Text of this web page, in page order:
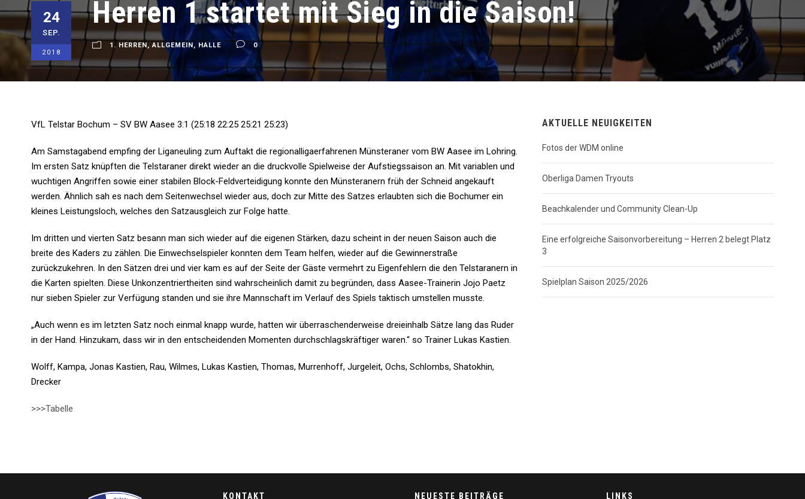
24
SEP.
2018
Herren 1 startet mit Sieg in die Saison!
1. HERREN, ALLGEMEIN, HALLE 0
VfL Telstar Bochum – SV BW Aasee 3:1 (25:18 22:25 25:21 25:23)
Am Samstagabend empfing der Liganeuling zum Auftakt die regionalligaerfahrenen Münsteraner vom BW Aasee im Lohring.
Im ersten Satz knüpften die Telstaraner direkt wieder an die druckvolle Spielweise der Aufstiegssaison an. Mit variablen und
wuchtigen Angriffen sowie einer stabilen Block-Feldverteidigung konnte den Münsteranern früh der Schneid angekauft
werden. Ähnlich sah es nach dem Seitenwechsel wieder aus, doch zur Mitte des Satzes erlaubten sich die Bochumer ein
kleines Leistungsloch, welches den Satzausgleich zur Folge hatte.
Im dritten und vierten Satz besann man sich wieder auf die eigenen Stärken, dazu scheint in der neuen Saison auch die
breite des Kaders zu zählen. Die Einwechselspieler konnten dem Team helfen, wieder auf die Gewinnerstraße
zurückzukehren. In den Sätzen drei und vier kam es auf der Seite der Gäste vermehrt zu Eigenfehlern die den Telstaranern in
die Karten spielten. Diese Unkonzentriertheiten sind wahrscheinlich damit zu begründen, dass Aasee-Trainerin Jojo Paetz
nur sieben Spieler zur Verfügung standen und sie ihre Mannschaft im Verlauf des Spiels taktisch umstellen musste.
„Auch wenn es im letzten Satz noch einmal knapp wurde, hatten wir überraschenderweise dreieinhalb Sätze lang das Ruder
in der Hand. Hinzukam, dass wir in den entscheidenden Momenten durchschlagskräftiger waren.“ so Trainer Lukas Kastien.
Wolff, Kampa, Jonas Kastien, Rau, Wilmes, Lukas Kastien, Thomas, Murrenhoff, Jurgeleit, Ochs, Schlombs, Shatokhin,
Drecker
>>>Tabelle
AKTUELLE NEUIGKEITEN
Fotos der WDM online
Oberliga Damen Tryouts
Beachkalender und Community Clean-Up
Eine erfolgreiche Saisonvorbereitung – Herren 2 belegt Platz
3
Spielplan Saison 2025/2026
KONTAKT NEUESTE BEITRÄGE LINKS